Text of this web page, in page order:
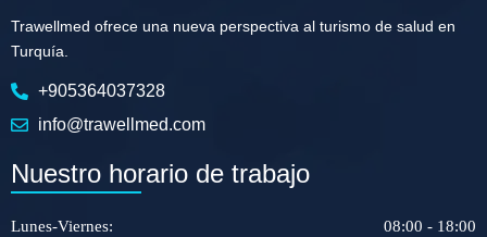
Trawellmed ofrece una nueva perspectiva al turismo de salud en
Turquía.
+905364037328
info@trawellmed.com
Nuestro horario de trabajo
Lunes-Viernes: 08:00 - 18:00